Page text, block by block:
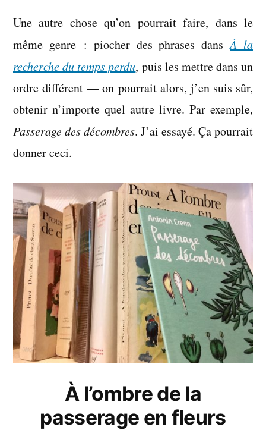
Une autre chose qu’on pourrait faire, dans le
même genre : piocher des phrases dansÀ la
recherche du temps perdu, puis les mettre dans un
ordre différent — on pourrait alors, j’en suis sûr,
obtenir n’importe quel autre livre. Par exemple,
Passerage des décombres. J’ai essayé. Ça pourrait
donner ceci.
À l’ombre de la
passerage en fleurs